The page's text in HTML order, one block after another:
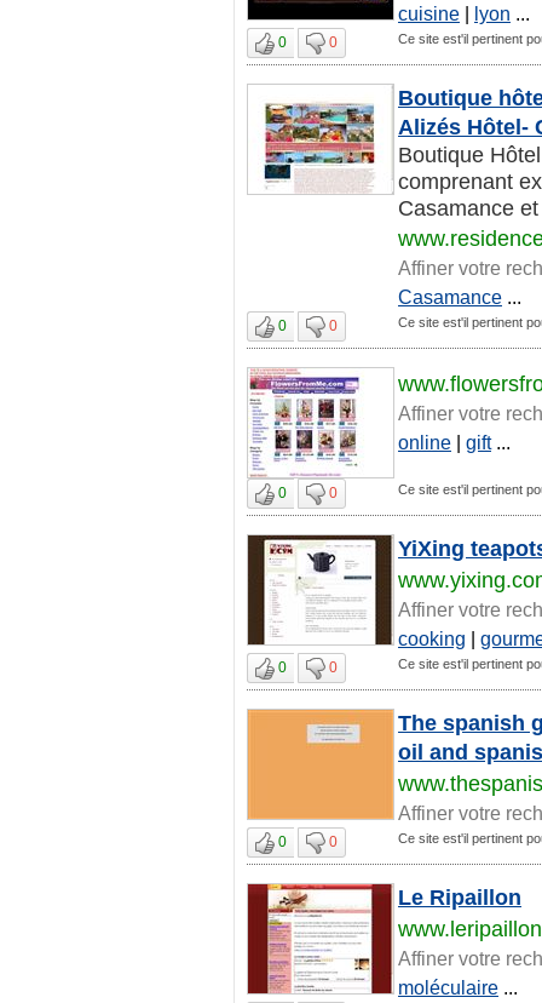
cuisine | lyon ...
0 0 Ce site est'il pertinent
Boutique
Alizés Hôtel-
Boutique
comprenant
Casamance
Affiner votre
Casamance ...
0 0 Ce site est'il pertinent
Affiner votre
online | gift...
0 0 Ce site est'il pertinent
YiXing
Affiner votre
cooking |
0 0 Ce site est'il pertinent
The spanish
oil and
Affiner votre
0 0 Ce site est'il pertinent
Le Ripaillon
Affiner votre
moléculaire ...